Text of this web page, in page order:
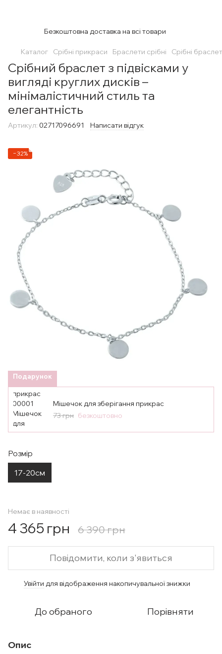
Безкоштовна доставка на всі товари
Каталог Срібні прикраси Браслети срібні Срібні
Срібний браслет з підвісками у
вигляді круглих дисків –
мінімалістичний стиль та
елегантність
Артикул: 02717096691 Написати відгук
−32%
Подарунок
Мішечок для зберігання прикрас
73 грн безкоштовно
Розмір
17-20см
Немає в наявності
4 365 грн 6 390 грн
Повідомити, коли з'явиться
Увійти для відображення накопичувальної знижки
До обраного Порівняти
Опис